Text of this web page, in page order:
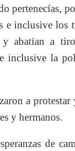
pertenecías,
e inclusive los
y abatían a
inclusive la
a protestar
y hermanos.
de